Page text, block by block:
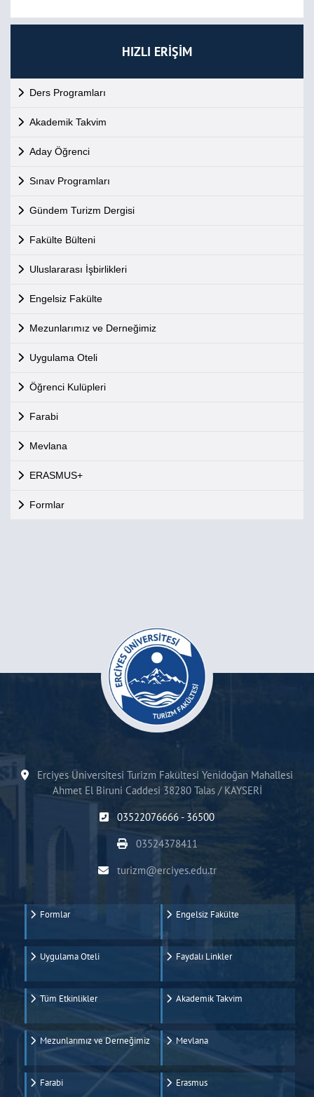
HIZLI ERİŞİM
Ders Programları
Akademik Takvim
Aday Öğrenci
Sınav Programları
Gündem Turizm Dergisi
Fakülte Bülteni
Uluslararası İşbirlikleri
Engelsiz Fakülte
Mezunlarımız ve Derneğimiz
Uygulama Oteli
Öğrenci Kulüpleri
Farabi
Mevlana
ERASMUS+
Formlar
Erciyes Üniversitesi Turizm Fakültesi Yenidoğan Mahallesi
Ahmet El Biruni Caddesi 38280 Talas / KAYSERİ
03522076666 - 36500
03524378411
turizm@erciyes.edu.tr
Formlar Engelsiz Fakülte
Uygulama Oteli Faydalı Linkler
Tüm Etkinlikler Akademik Takvim
Mezunlarımız ve Derneğimiz Mevlana
Farabi Erasmus